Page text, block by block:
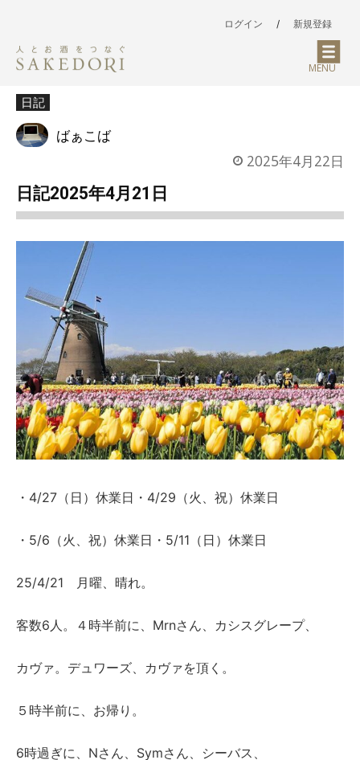
ログイン / 新規登録
MENU
日記
ばぁこば
2025年4月22日
日記2025年4月21日
・ 4/27（日）休業日・4/29（火、祝）休業日
・ 5/6（火、祝）休業日・5/11（日）休業日
25/4/21 月曜、晴れ。
客数6人。４時半前に、Mrnさん、カシスグレープ、
カヴァ。デュワーズ、カヴァを頂く。
５時半前に、お帰り。
6時過ぎに、Nさん、Symさん、シーバス、